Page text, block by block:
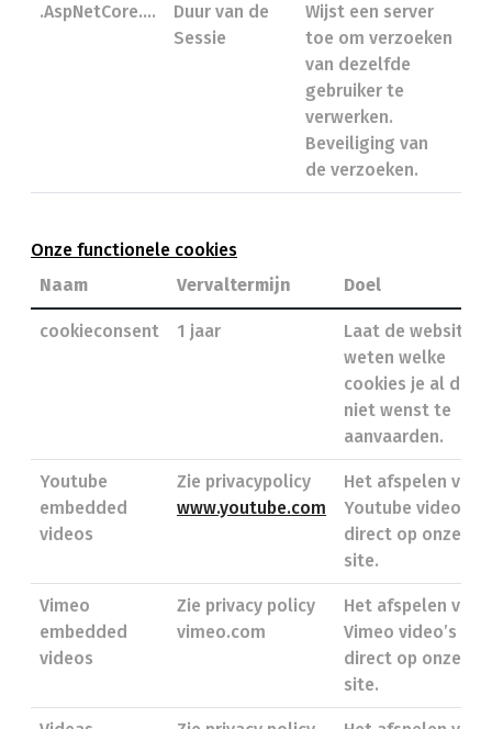
.AspNetCore….
Duur van de
Sessie
Wijst een server
toe om verzoeken
van dezelfde
gebruiker te
verwerken.
Beveiliging van
de verzoeken.
Onze functionele cookies
Naam
Vervaltermijn Doel
cookieconsent 1 jaar
Laat de website
weten welke
cookies je al dan
niet wenst te
aanvaarden.
Youtube
embedded
videos
Zie privacypolicy
www.youtube.com
Het afspelen van
Youtube video’s
direct op onze
site.
Vimeo
embedded
videos
Zie privacy policy
vimeo.com
Het afspelen van
Vimeo video’s
direct op onze
site.